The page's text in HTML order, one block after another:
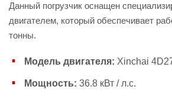
Данный погрузчик оснащен
двигателем, который обеспечивает
тонны.
Модель двигателя: Xinchai
Мощность: 36.8 кВт / л.с.